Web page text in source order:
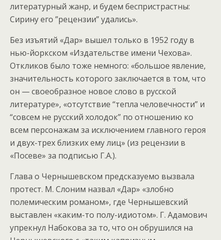
литературный жанр, и будем беспристрастны:
Сирину его ”рецензии” удались».
Без изъятий «Дар» вышел только в 1952 году в
нью-йоркском «Издательстве имени Чехова».
Откликов было тоже немного: «большое явление,
значительность которого заключается в том, что
он — своеобразное новое слово в русской
литературе», «отсутствие “тепла человечности” и
“совсем не русский холодок” по отношению ко
всем персонажам за исключением главного героя
и двух-трех близких ему лиц» (из рецензии в
«Посеве» за подписью Г.А.).
Глава о Чернышевском предсказуемо вызвала
протест. М. Слоним назвал «Дар» «злобно
полемическим романом», где Чернышевский
выставлен «каким-то полу-идиотом». Г. Адамович
упрекнул Набокова за то, что он обрушился на